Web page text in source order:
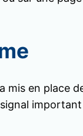
en place
important